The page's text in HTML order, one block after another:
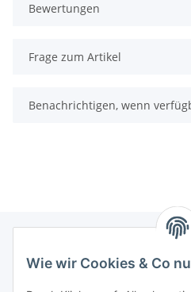
Wie wir Cookies & Co
Bewertungen
Frage zum Artikel
Benachrichtigen, wenn
Informationen